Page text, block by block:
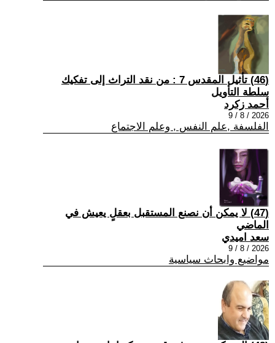
(46) تأثيل المقدس 7 : من نقد التراث إلى تفكيك
سلطة التأويل
أحمد زكرد
2026 / 8 / 9
الفلسفة ,علم النفس , وعلم الاجتماع
(47) لا يمكن أن نصنع المستقبل بعقلٍ يعيش في
الماضي
سعد اميدي
2026 / 8 / 9
مواضيع وابحاث سياسية